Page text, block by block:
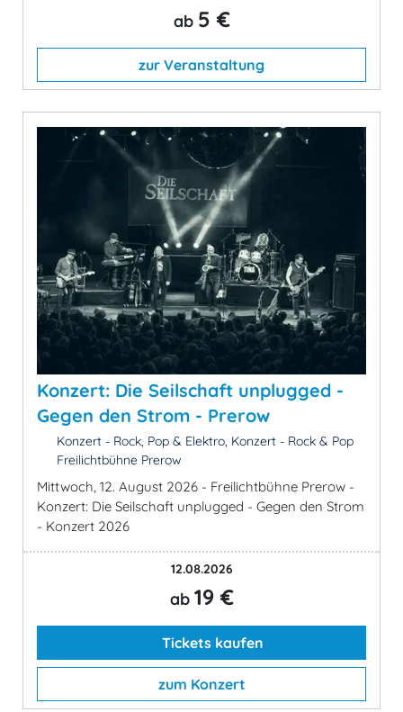
ab 5 €
zur Veranstaltung
Konzert: Die Seilschaft unplugged -
Gegen den Strom - Prerow
Konzert - Rock, Pop & Elektro, Konzert - Rock & Pop
Freilichtbühne Prerow
Mittwoch, 12. August 2026 - Freilichtbühne Prerow -
Konzert: Die Seilschaft unplugged - Gegen den Strom
- Konzert 2026
12.08.2026
ab 19 €
Tickets kaufen
zum Konzert